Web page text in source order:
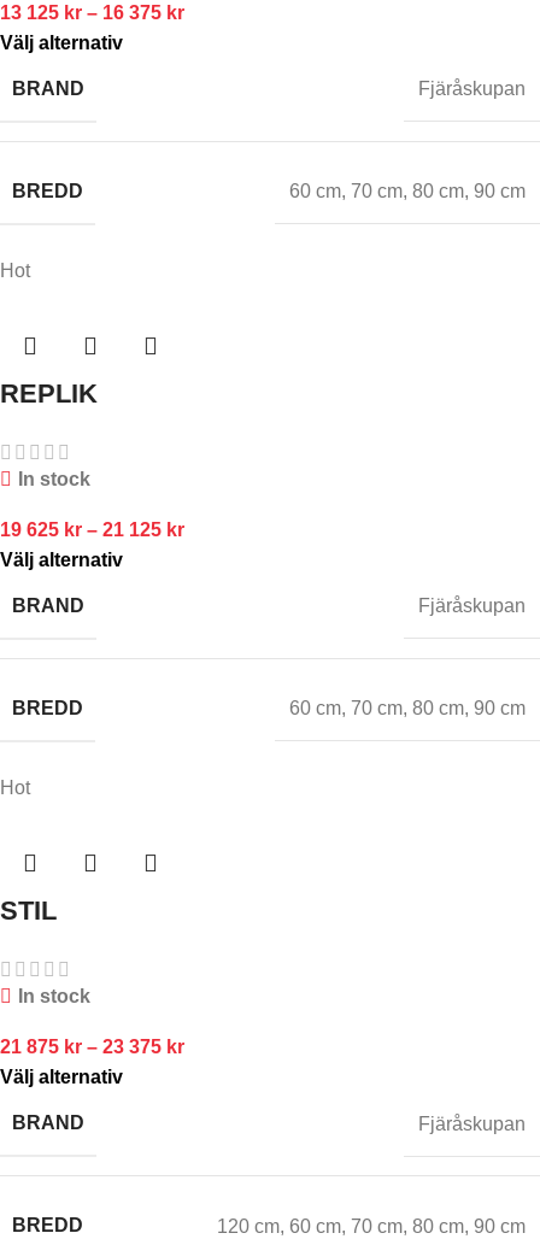
13 125 kr – 16 375 kr
Välj alternativ
BRAND Fjäråskupan
BREDD 60 cm, 70 cm, 80 cm, 90 cm
Hot
REPLIK
In stock
19 625 kr – 21 125 kr
Välj alternativ
BRAND Fjäråskupan
BREDD 60 cm, 70 cm, 80 cm, 90 cm
Hot
STIL
In stock
21 875 kr – 23 375 kr
Välj alternativ
BRAND Fjäråskupan
BREDD 120 cm, 60 cm, 70 cm, 80 cm, 90 cm